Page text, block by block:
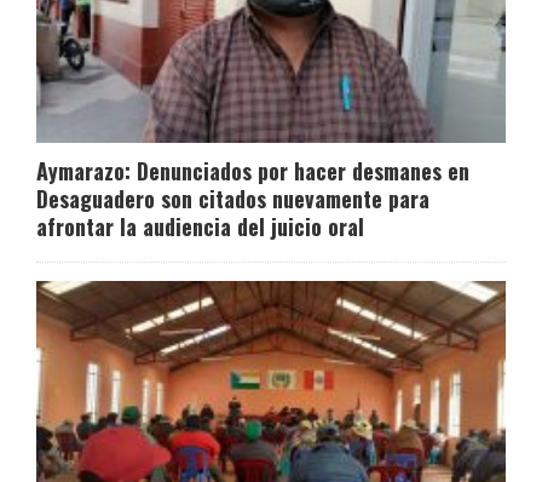
Aymarazo: Denunciados por hacer desmanes en
Desaguadero son citados nuevamente para
afrontar la audiencia del juicio oral